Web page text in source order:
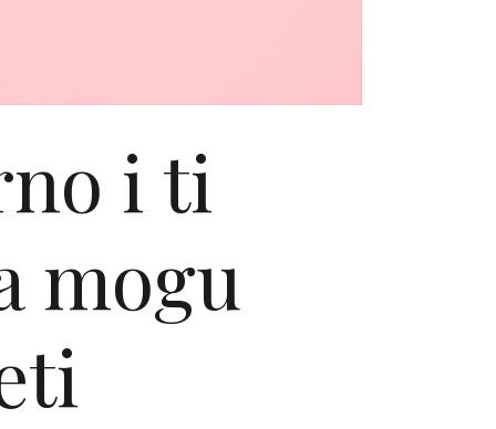
i ti
mogu